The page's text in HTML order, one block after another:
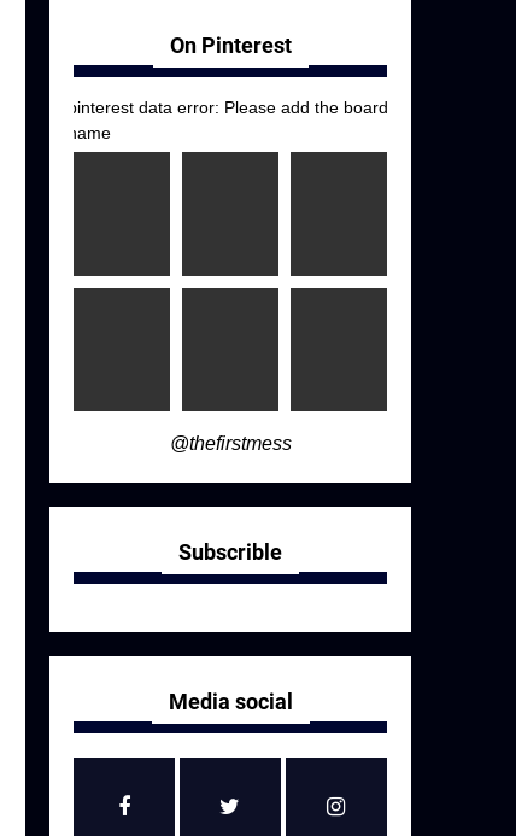
On Pinterest
pinterest data error: Please add the board
name
@thefirstmess
Subscrible
Media social